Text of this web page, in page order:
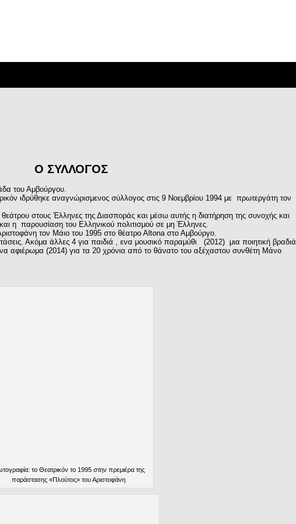
Ο ΣΥΛΛΟΓΟΣ
του Αμβούργου.
ιδρύθηκε αναγνώρισμενος σύλλογος στις 9 Νοεμβρίου 1994 με πρωτεργάτη τον
στους Έλληνες της Διασποράς και μέσω αυτής η διατήρηση της συνοχής και
η παρουσίαση του Ελληνικού πολιτισμού σε μη Έλληνες.
τον Μάιο του 1995 στο θέατρο Αltona στο Αμβούργο.
Ακόμα άλλες 4 για παιδιά , ενα μουσικό παραμύθι (2012) μια ποιητική βραδιά
αφιέρωμα (2014) για τα 20 χρόνια από το θάνατο του αξέχαστου συνθέτη Μάνο
το Θεατρικόν το 1995 στην πρεμιέρα της
παράστασης «Πλούτος» του Αριστοφάνη